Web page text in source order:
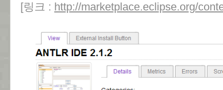
[링크 : http://marketplace.eclipse.org/